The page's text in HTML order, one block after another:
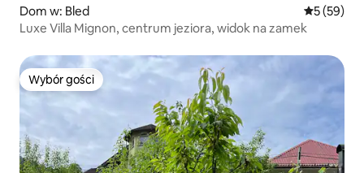
Dom w: Bled Średnia
5 (59)
Luxe Villa Mignon, centrum jeziora, widok na zamek
Wybór gości
Wybór gości